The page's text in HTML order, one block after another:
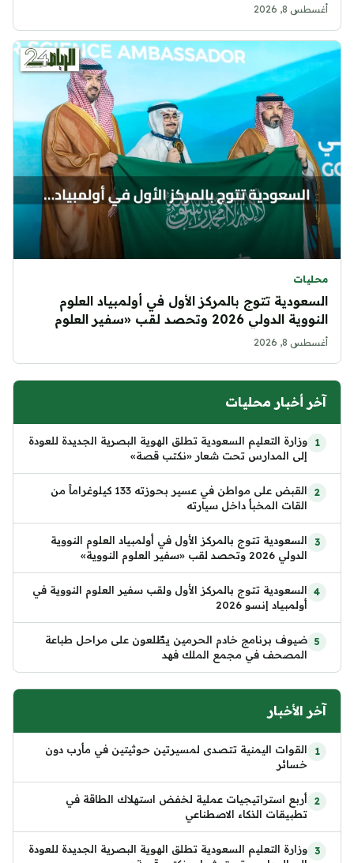
أغسطس 8, 2026
محليات
السعودية تتوج بالمركز الأول في أولمبياد العلوم
النووية الدولي 2026 وتحصد لقب «سفير العلوم
النووية»
أغسطس 8, 2026
آخر أخبار محليات
وزارة التعليم السعودية تطلق الهوية البصرية الجديدة للعودة
إلى المدارس تحت شعار «نكتب قصة»
القبض على مواطن في عسير بحوزته 133 كيلوغراماً من
القات المخبأ داخل سيارته
السعودية تتوج بالمركز الأول في أولمبياد العلوم النووية
الدولي 2026 وتحصد لقب «سفير العلوم النووية»
السعودية تتوج بالمركز الأول ولقب سفير العلوم النووية في
أولمبياد إنسو 2026
ضيوف برنامج خادم الحرمين يطّلعون على مراحل طباعة
المصحف في مجمع الملك فهد
آخر الأخبار
القوات اليمنية تتصدى لمسيرتين حوثيتين في مأرب دون
خسائر
أربع استراتيجيات عملية لخفض استهلاك الطاقة في
تطبيقات الذكاء الاصطناعي
وزارة التعليم السعودية تطلق الهوية البصرية الجديدة للعودة